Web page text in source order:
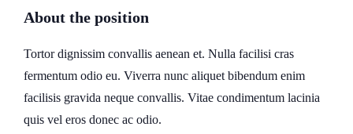
About the position
Tortor dignissim convallis aenean et. Nulla facilisi cras
fermentum odio eu. Viverra nunc aliquet bibendum enim
facilisis gravida neque convallis. Vitae condimentum lacinia
quis vel eros donec ac odio.